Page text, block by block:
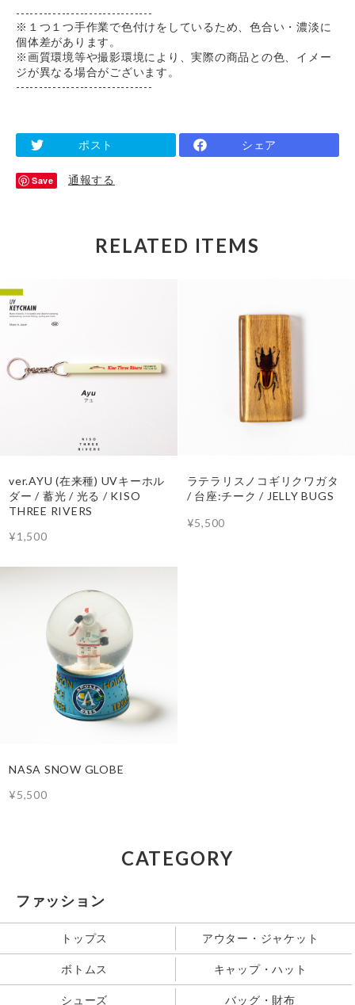
------------------------------
※１つ１つ手作業で色付けをしているため、色合い・濃淡に
個体差があります。
※画質環境等や撮影環境により、実際の商品との色、イメー
ジが異なる場合がございます。
------------------------------
ポスト シェア
Save 通報する
RELATED ITEMS
ver.AYU (在来種) UVキーホル
ダー / 蓄光 / 光る / KISO
THREE RIVERS
¥1,500
ラテラリスノコギリクワガタ
/ 台座:チーク / JELLY BUGS
¥5,500
NASA SNOW GLOBE
¥5,500
CATEGORY
ファッション
トップス アウター・ジャケット
ボトムス キャップ・ハット
シューズ バッグ・財布